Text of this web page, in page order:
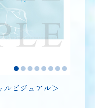
ルビジュアル＞